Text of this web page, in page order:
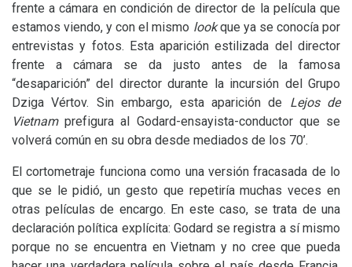
frente a cámara en condición de director de la película que
estamos viendo, y con el mismo lookque ya se conocía por
entrevistas y fotos. Esta aparición estilizada del director
frente a cámara se da justo antes de la famosa
“desaparición” del director durante la incursión del Grupo
Dziga Vértov. Sin embargo, esta aparición de Lejos de
Vietnamprefigura al Godard-ensayista-conductor que se
volverá común en su obra desde mediados de los 70’.
El cortometraje funciona como una versión fracasada de lo
que se le pidió, un gesto que repetiría muchas veces en
otras películas de encargo. En este caso, se trata de una
declaración política explícita: Godard se registra a sí mismo
porque no se encuentra en Vietnam y no cree que pueda